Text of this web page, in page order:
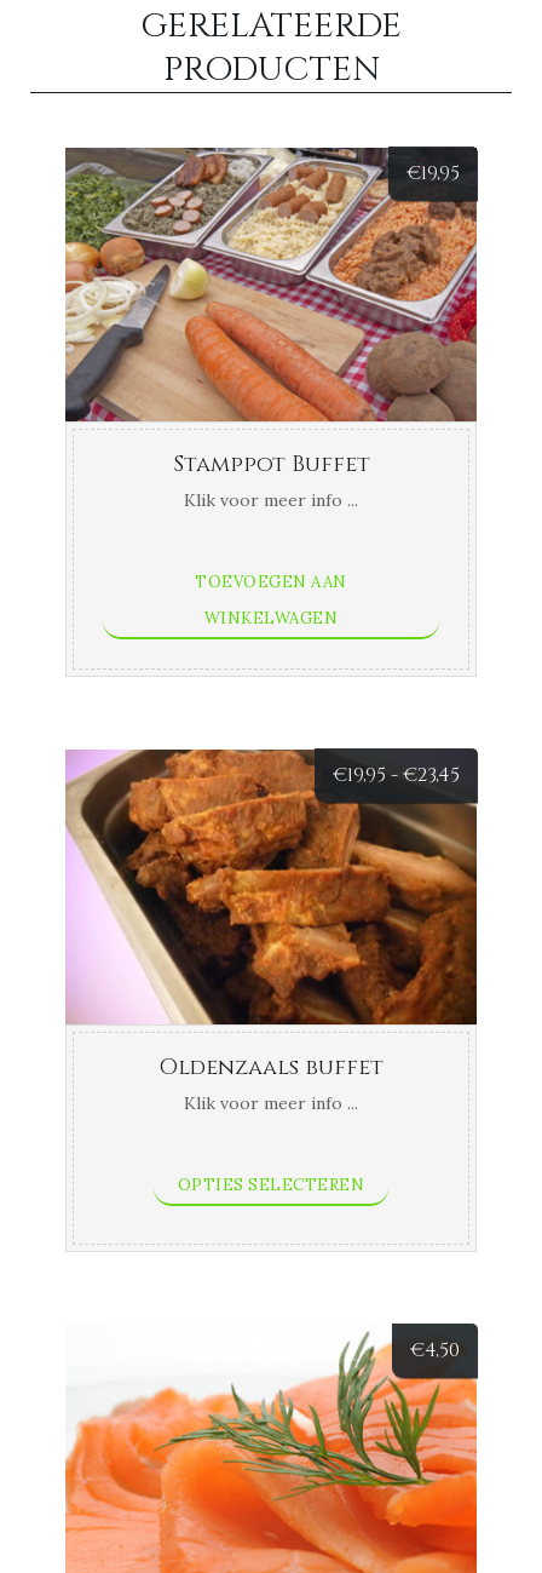
GERELATEERDE
PRODUCTEN
€19,95
Stamppot Buffet
Klik voor meer info ...
TOEVOEGEN AAN
WINKELWAGEN
€19,95 -€23,45
tot
€23,45
Oldenzaals buffet
Klik voor meer info ...
OPTIES SELECTEREN
€4,50